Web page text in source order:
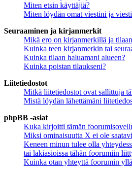
Miten etsin käyttäjiä?
Miten löydän omat viestini ja
Seuraaminen ja kirjanmerkit
Mikä ero on kirjanmerkillä ja
Kuinka teen kirjanmerkin tai
Kuinka tilaan haluamani alueen?
Kuinka poistan tilaukseni?
Liitetiedostot
Mitkä liitetiedostot ovat sallittuja
Mistä löydän lähettämäni
phpBB -asiat
Kuka kirjoitti tämän
Miksi ominaisuutta X ei ole
Keneen minun tulee olla
tai lakiasioissa tähän foorumiin
Kuinka otan yhteyttä foorumin